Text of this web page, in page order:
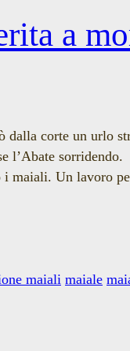
a
dalla corte un urlo
l’Abate sorridendo.
i maiali. Un lavoro
maiali maiale